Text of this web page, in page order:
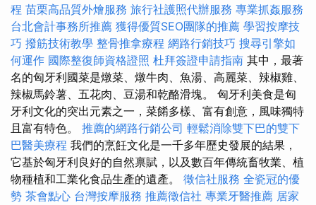
程 苗栗高品質外燴服務 旅行社護照代辦服務 專業抓姦服務
台北會計事務所推薦 獲得優質SEO團隊的推薦 學習按摩技
巧 撥筋技術教學 整骨推拿療程 網路行銷技巧 搜尋引擎如
何運作 國際整復師資格證照 杜拜簽證申請指南 其中，最著
名的匈牙利國菜是燉菜、燉牛肉、魚湯、高麗菜、辣椒雞、
辣椒馬鈴薯、五花肉、豆湯和乾酪滑塊。 匈牙利美食是匈
牙利文化的突出元素之一，菜餚多樣、富有創意，風味獨特
且富有特色。 推薦的網路行銷公司 輕鬆消除雙下巴的雙下
巴醫美療程 我們的烹飪文化是一千多年歷史發展的結果，
它基於匈牙利良好的自然禀賦，以及數百年傳統畜牧業、植
物種植和工業化食品生產的遺產。 徵信社服務 全瓷冠的優
勢 茶會點心 台灣按摩服務 推薦徵信社 專業牙醫推薦 居家